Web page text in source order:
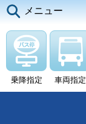
メニュー
乗降指定 車両指定